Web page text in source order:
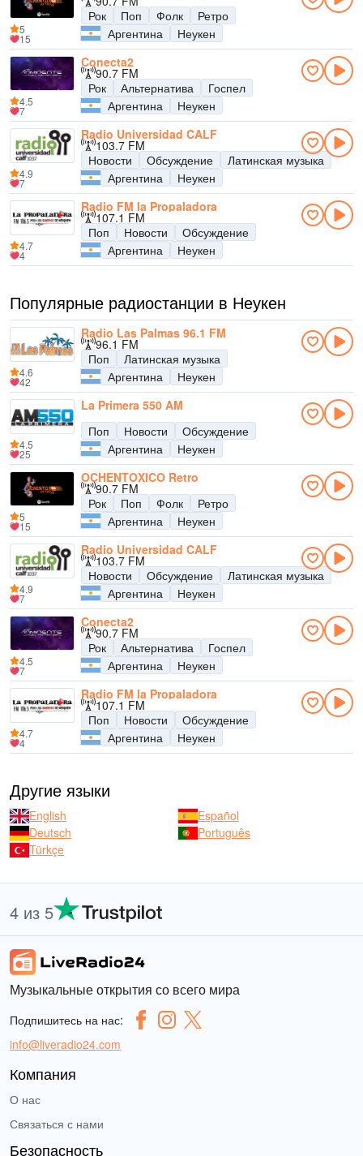
Рок
Поп Фолк
Ретро
Аргентина
Неукен
5
15
Conecta2
90.7 FM
Рок
Альтернатива
Госпел
Аргентина
Неукен
4.5
7
Radio Universidad CALF
103.7 FM
Новости
Обсуждение
Латинская музыка
Аргентина
Неукен
4.9
7
Radio FM la Propaladora
107.1 FM
Поп
Новости
Обсуждение
Аргентина
Неукен
4.7
4
Популярные радиостанции в Неукен
Radio Las Palmas 96.1 FM
96.1 FM
Поп
Латинская музыка
Аргентина
Неукен
4.6
42
La Primera 550 AM
Поп
Новости
Обсуждение
Аргентина
Неукен
4.5
25
OCHENTOXICO Retro
90.7 FM
Рок
Поп Фолк
Ретро
Аргентина
Неукен
5
15
Radio Universidad CALF
103.7 FM
Новости
Обсуждение
Латинская музыка
Аргентина
Неукен
4.9
7
Conecta2
90.7 FM
Рок
Альтернатива
Госпел
Аргентина
Неукен
4.5
7
Radio FM la Propaladora
107.1 FM
Поп
Новости
Обсуждение
Аргентина
Неукен
4.7
4
Другие языки
English
Español
Deutsch
Português
Türkçe
4 из 5
Музыкальные открытия со всего мира
Подпишитесь на нас:
info@liveradio24.com
Компания
О нас
Связаться с нами
Безопасность